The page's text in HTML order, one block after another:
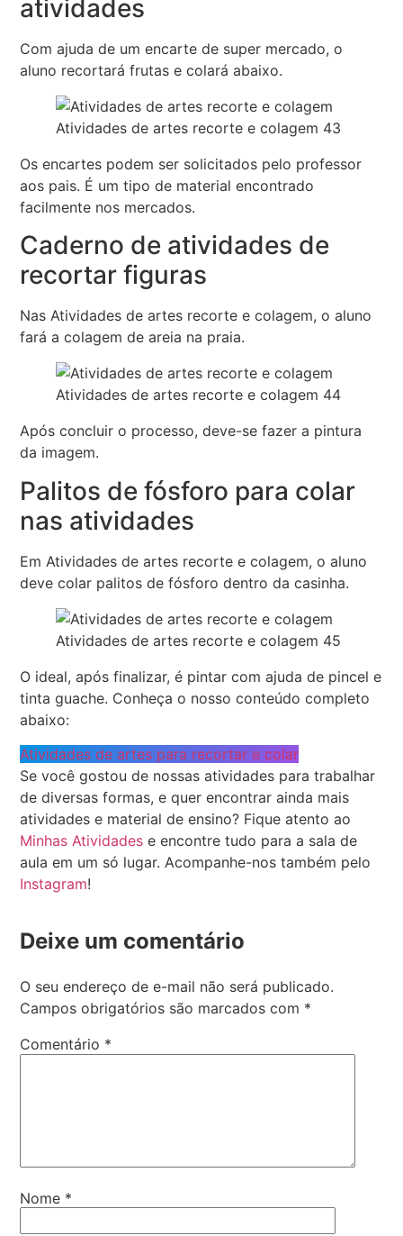
atividades
Com ajuda de um encarte de super mercado, o
aluno recortará frutas e colará abaixo.
Atividades de artes recorte e colagem 43
Os encartes podem ser solicitados pelo professor
aos pais. É um tipo de material encontrado
facilmente nos mercados.
Caderno de atividades de
recortar figuras
Nas Atividades de artes recorte e colagem, o aluno
fará a colagem de areia na praia.
Atividades de artes recorte e colagem 44
Após concluir o processo, deve-se fazer a pintura
da imagem.
Palitos de fósforo para colar
nas atividades
Em Atividades de artes recorte e colagem, o aluno
deve colar palitos de fósforo dentro da casinha.
Atividades de artes recorte e colagem 45
O ideal, após finalizar, é pintar com ajuda de pincel e
tinta guache. Conheça o nosso conteúdo completo
abaixo:
Atividades de artes para recortar e colar
Se você gostou de nossas atividades para trabalhar
de diversas formas, e quer encontrar ainda mais
atividades e material de ensino? Fique atento ao
Minhas Atividades e encontre tudo para a sala de
aula em um só lugar. Acompanhe-nos também pelo
Instagram!
Deixe um comentário
O seu endereço de e-mail não será publicado.
Campos obrigatórios são marcados com *
Comentário *
Nome *